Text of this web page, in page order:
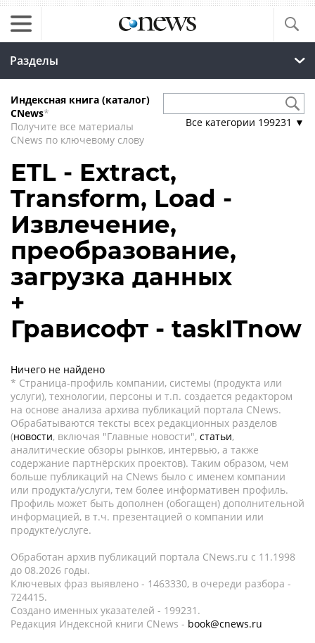
Разделы
Индексная книга (каталог)
CNews*
Получите все материалы
CNews по ключевому слову
Все категории 199231 ▼
ETL - Extract,
Transform, Load -
Извлечение,
преобразование,
загрузка данных
+
Грависофт - taskITnow
Ничего не найдено
* Страница-профиль компании, системы (продукта или
услуги), технологии, персоны и т.п. создается редактором
на основе анализа архива публикаций портала CNews.
Обрабатываются тексты всех редакционных разделов
(новости, включая "Главные новости", статьи,
аналитические обзоры рынков, интервью, а также
содержание партнёрских проектов). Таким образом, чем
больше публикаций на CNews было с именем компании
или продукта/услуги, тем более информативен профиль.
Профиль может быть дополнен (обогащен) дополнительной
информацией, в т.ч. презентацией о компании или
продукте/услуге.
Обработан архив публикаций портала CNews.ru c 11.1998
до 08.2026 годы.
Ключевых фраз выявлено - 1463330, в очереди разбора -
724415.
Создано именных указателей - 199231.
Редакция Индексной книги CNews - book@cnews.ru